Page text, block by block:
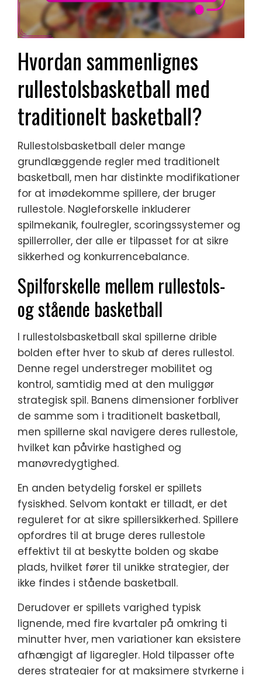
Hvordan sammenlignes
rullestolsbasketball med
traditionelt basketball?
Rullestolsbasketball deler mange
grundlæggende regler med traditionelt
basketball, men har distinkte modifikationer
for at imødekomme spillere, der bruger
rullestole. Nøgleforskelle inkluderer
spilmekanik, foulregler, scoringssystemer og
spillerroller, der alle er tilpasset for at sikre
sikkerhed og konkurrencebalance.
Spilforskelle mellem rullestols-
og stående basketball
I rullestolsbasketball skal spillerne drible
bolden efter hver to skub af deres rullestol.
Denne regel understreger mobilitet og
kontrol, samtidig med at den muliggør
strategisk spil. Banens dimensioner forbliver
de samme som i traditionelt basketball,
men spillerne skal navigere deres rullestole,
hvilket kan påvirke hastighed og
manøvredygtighed.
En anden betydelig forskel er spillets
fysiskhed. Selvom kontakt er tilladt, er det
reguleret for at sikre spillersikkerhed. Spillere
opfordres til at bruge deres rullestole
effektivt til at beskytte bolden og skabe
plads, hvilket fører til unikke strategier, der
ikke findes i stående basketball.
Derudover er spillets varighed typisk
lignende, med fire kvartaler på omkring ti
minutter hver, men variationer kan eksistere
afhængigt af ligaregler. Hold tilpasser ofte
deres strategier for at maksimere styrkerne i